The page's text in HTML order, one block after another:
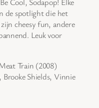
de spotlight die het
cheesy fun, andere
Leuk voor
Train (2008)
Brooke Shields, Vinnie